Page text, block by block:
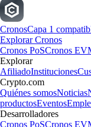
CronosCapa 1
Explorar Cronos
Cronos PoSCronos
Explorar
AfiliadoInstituciones
Crypto.com
Quiénes somosNoticias
productosEventos
Desarrolladores
Cronos PoSCronos